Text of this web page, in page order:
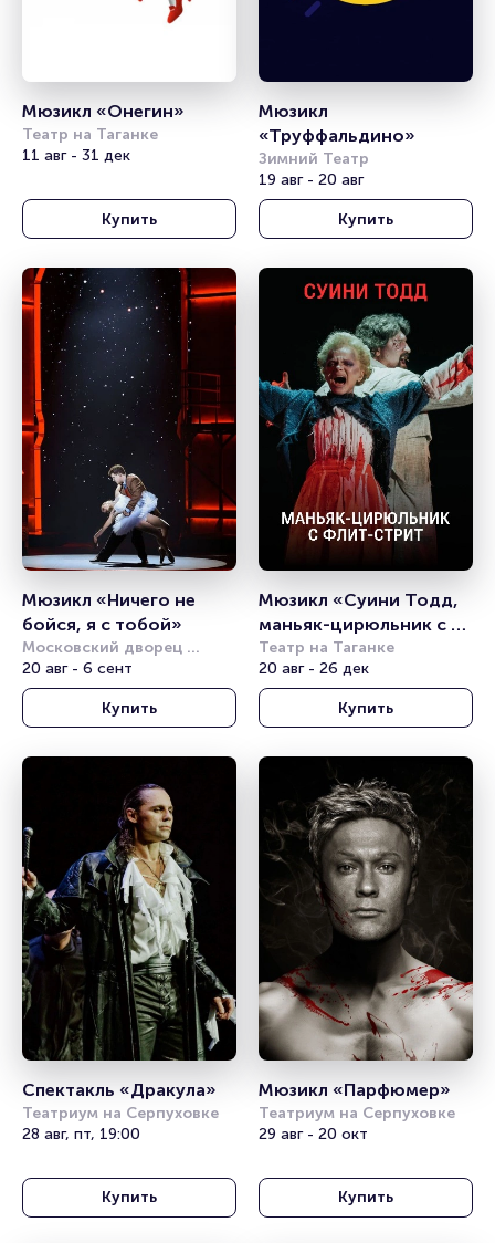
Мюзикл «Онегин»
Театр на Таганке
11 авг - 31 дек
Купить
Мюзикл
«Труффальдино»
Зимний Театр
19 авг - 20 авг
Купить
Мюзикл «Ничего не
бойся, я с тобой»
Московский дворец
молодёжи
20 авг - 6 сент
Купить
Мюзикл «Суини Тодд,
маньяк-цирюльник с
Флит-Стрит»
Театр на Таганке
20 авг - 26 дек
Купить
Спектакль «Дракула»
Театриум на Серпуховке
28 авг, пт, 19:00
Купить
Мюзикл «Парфюмер»
Театриум на Серпуховке
29 авг - 20 окт
Купить